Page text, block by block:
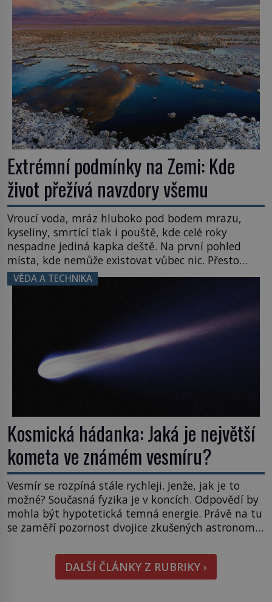
Většina lidí vnímá rákos jen jako obyčejnou kulisu
letního koupání. Stačí se však podívat […]
Extrémní podmínky na Zemi: Kde
život přežívá navzdory všemu
Vroucí voda, mráz hluboko pod bodem mrazu,
kyseliny, smrtící tlak i pouště, kde celé roky
nespadne jediná kapka deště. Na první pohled
místa, kde nemůže existovat vůbec nic. Přesto
právě tady vědci objevují organismy, které
posouvají hranice života. Každý nový nález mění
napovídá, kde bychom jednou […]
VĚDA A TECHNIKA
Kosmická hádanka: Jaká je největší
kometa ve známém vesmíru?
Vesmír se rozpíná stále rychleji. Jenže, jak je to
možné? Současná fyzika je v koncích. Odpovědí by
mohla být hypotetická temná energie. Právě na tu
se zaměří pozornost dvojice zkušených astronomů.
hmatatelnějšího. Naprosto rekordní kometu!
Astronomové Pedro Bernardinelli a Gary Bernstein
mravenčí prací zkoumají archivní snímky v rámci
DALŠÍ ČLÁNKY Z RUBRIKY ›